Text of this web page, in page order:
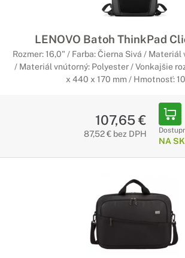
LENOVO Batoh ThinkPad
Rozmer: 16,0" / Farba: Čierna Sivá /
/ Materiál vnútorný: Polyester / Vonkajšie
x 440 x 170 mm / Hmotnosť:
107,65 €
87,52 € bez DPH
NA